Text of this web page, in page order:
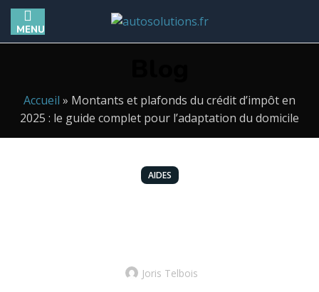
MENU
Accueil » Montants et plafonds du crédit d’impôt en
2025 : le guide complet pour l’adaptation du domicile
AIDES
Joris Telbois